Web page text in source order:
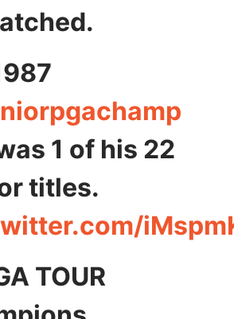
1 of his 22
titles.
TOUR